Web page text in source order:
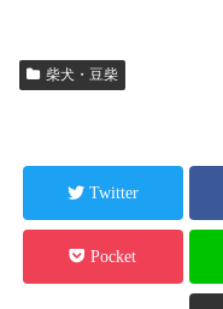
柴犬・豆柴
Twitter
Pocket